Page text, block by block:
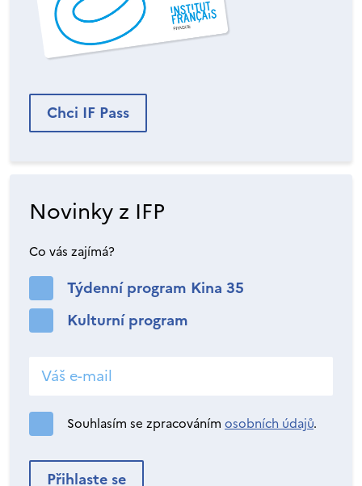
Chci IF Pass
Novinky z IFP
Co vás zajímá?
Týdenní program Kina 35
Kulturní program
Souhlasím se zpracováním osobních údajů.